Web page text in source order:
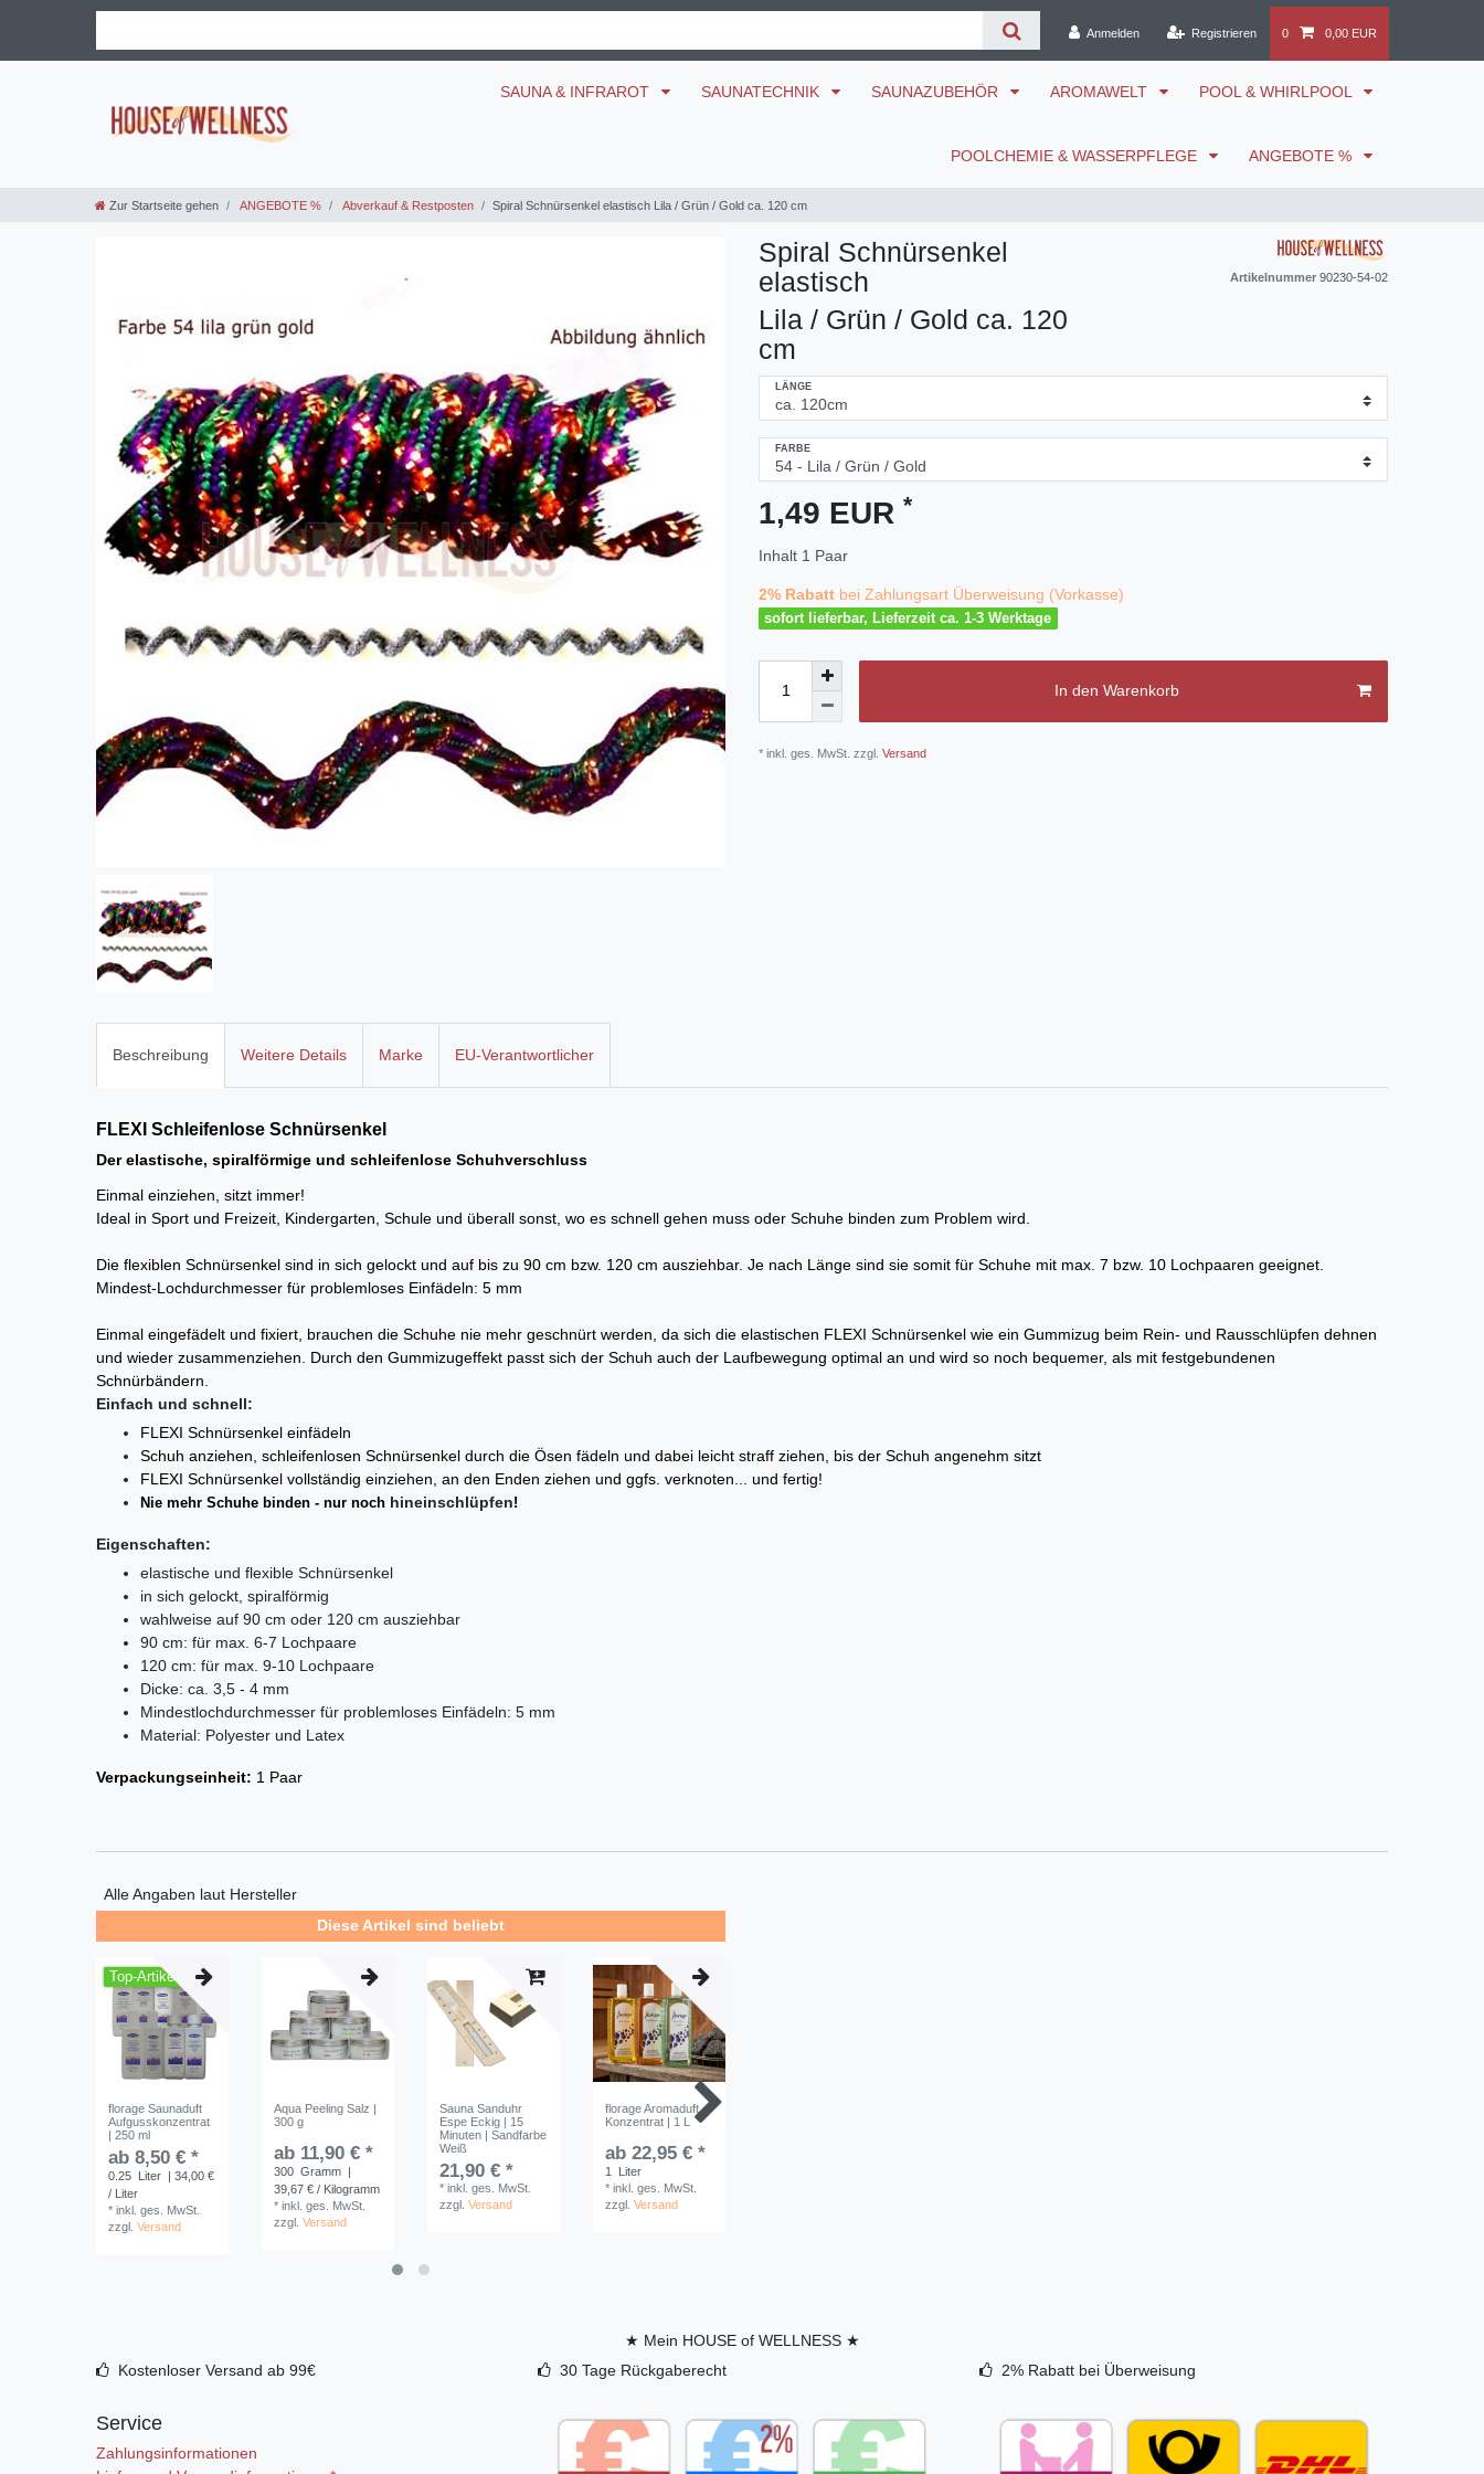
Anmelden Registrieren 0 0,00 EUR
SAUNA & INFRAROT SAUNATECHNIK SAUNAZUBEHÖR AROMAWELT POOL & WHIRLPOOL
POOLCHEMIE & WASSERPFLEGE ANGEBOTE %
Zur Startseite gehen ANGEBOTE % Abverkauf & Restposten Spiral Schnürsenkel elastisch Lila / Grün / Gold ca. 120 cm
Spiral Schnürsenkel
elastisch
Lila / Grün / Gold ca. 120
cm
Artikelnummer 90230-54-02
LÄNGE
FARBE
1,49 EUR *
Inhalt 1 Paar
2% Rabatt bei Zahlungsart Überweisung (Vorkasse)
sofort lieferbar, Lieferzeit ca. 1-3 Werktage
In den Warenkorb
* inkl. ges. MwSt. zzgl. Versand
Beschreibung Weitere Details Marke EU-Verantwortlicher
FLEXI Schleifenlose Schnürsenkel
Der elastische, spiralförmige und schleifenlose Schuhverschluss
Einmal einziehen, sitzt immer!
Ideal in Sport und Freizeit, Kindergarten, Schule und überall sonst, wo es schnell gehen muss oder Schuhe binden zum Problem wird.
Die flexiblen Schnürsenkel sind in sich gelockt und auf bis zu 90 cm bzw. 120 cm ausziehbar. Je nach Länge sind sie somit für Schuhe mit max. 7 bzw. 10 Lochpaaren geeignet.
Mindest-Lochdurchmesser für problemloses Einfädeln: 5 mm
Einmal eingefädelt und fixiert, brauchen die Schuhe nie mehr geschnürt werden, da sich die elastischen FLEXI Schnürsenkel wie ein Gummizug beim Rein- und Rausschlüpfen dehnen
und wieder zusammenziehen. Durch den Gummizugeffekt passt sich der Schuh auch der Laufbewegung optimal an und wird so noch bequemer, als mit festgebundenen
Schnürbändern.
Einfach und schnell:
FLEXI Schnürsenkel einfädeln
Schuh anziehen, schleifenlosen Schnürsenkel durch die Ösen fädeln und dabei leicht straff ziehen, bis der Schuh angenehm sitzt
FLEXI Schnürsenkel vollständig einziehen, an den Enden ziehen und ggfs. verknoten... und fertig!
Nie mehr Schuhe binden - nur noch hi­n­ein­schlüp­fen!
Eigenschaften:
elastische und flexible Schnürsenkel
in sich gelockt, spiralförmig
wahlweise auf 90 cm oder 120 cm ausziehbar
90 cm: für max. 6-7 Lochpaare
120 cm: für max. 9-10 Lochpaare
Dicke: ca. 3,5 - 4 mm
Mindestlochdurchmesser für problemloses Einfädeln: 5 mm
Material: Polyester und Latex
Verpackungseinheit: 1 Paar
Alle Angaben laut Hersteller
Diese Artikel sind beliebt
Top-Artikel
florage Saunaduft
Aufgusskonzentrat
| 250 ml
ab 8,50 € *
0.25 Liter | 34,00 €
/ Liter
*inkl. ges. MwSt.
zzgl.Versand
Aqua Peeling Salz |
300 g
ab 11,90 € *
300 Gramm |
39,67 € / Kilogramm
*inkl. ges. MwSt.
zzgl.Versand
Sauna Sanduhr
Espe Eckig | 15
Minuten | Sandfarbe
Weiß
21,90 € *
*inkl. ges. MwSt.
zzgl.Versand
florage Aromaduft
Konzentrat | 1 L
ab 22,95 € *
1
Liter
*inkl. ges. MwSt.
zzgl.Versand
★ Mein HOUSE of WELLNESS ★
Kostenloser Versand ab 99€
30 Tage Rückgaberecht 2% Rabatt bei Überweisung
Service
Zahlungsinformationen